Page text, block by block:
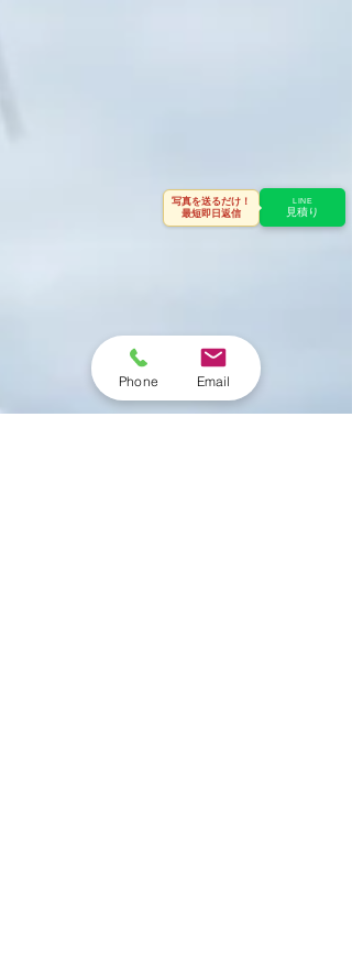
Phone Email
写真を送るだけ！
最短即日返信
LINE
見積り